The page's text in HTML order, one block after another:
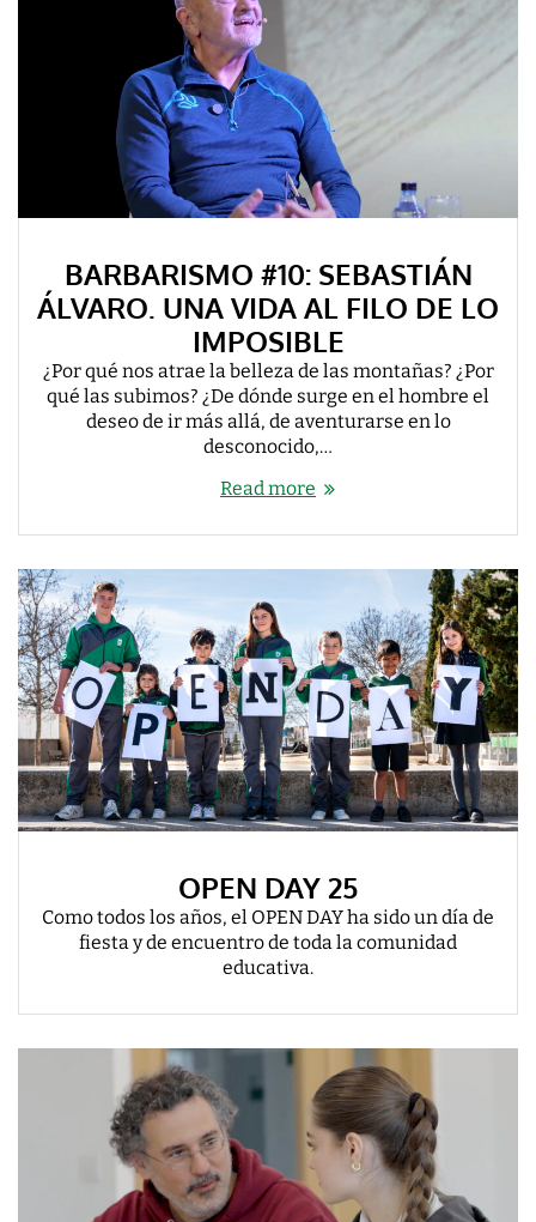
BARBARISMO #10: SEBASTIÁN
ÁLVARO. UNA VIDA AL FILO DE LO
IMPOSIBLE
¿Por qué nos atrae la belleza de las montañas? ¿Por
qué las subimos? ¿De dónde surge en el hombre el
deseo de ir más allá, de aventurarse en lo
desconocido,…
Read more
OPEN DAY 25
Como todos los años, el OPEN DAY ha sido un día de
fiesta y de encuentro de toda la comunidad
educativa.